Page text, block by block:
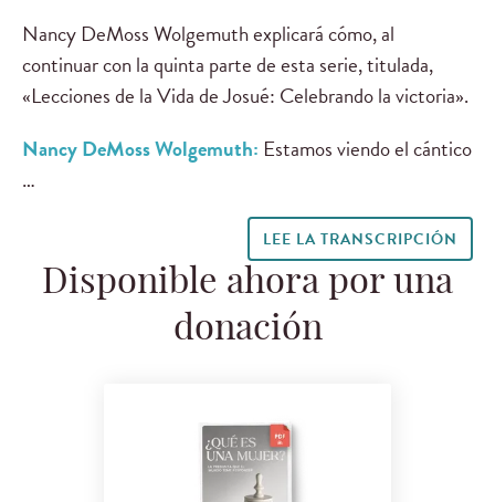
Nancy DeMoss Wolgemuth explicará cómo, al
continuar con la quinta parte de esta serie, titulada,
«Lecciones de la Vida de Josué: Celebrando la victoria».
Nancy DeMoss Wolgemuth: Estamos viendo el cántico
…
LEE LA TRANSCRIPCIÓN
Disponible ahora por una
donación